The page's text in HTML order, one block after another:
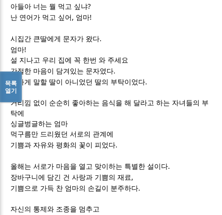
아들아 너는 뭘 먹고 싶냐?
난 연어가 먹고 싶어 , 엄마!
시집간 큰딸에게 문자가 왔다.
엄마!
설 지나고 우리 집에 꼭 한번 와 주세요
간절한 마음이 담겨있는 문자였다.
편하게 말할 딸이 아니었던 딸의 부탁이었다.
거리낌 없이 순순히 좋아하는 음식을 해 달라고 하는 자녀들의 부
탁에
싱글벙글하는 엄마
먹구름만 드리웠던 서로의 관계에
기쁨과 자유와 평화의 꽃이 피었다.
올해는 서로가 마음을 열고 맞이하는 특별한 설이다.
장바구니에 담긴 건 사랑과 기쁨의 재료 ,
기쁨으로 가득 찬 엄마의 손길이 분주하다.
자신의 통제와 조종을 멈추고
목록
열기